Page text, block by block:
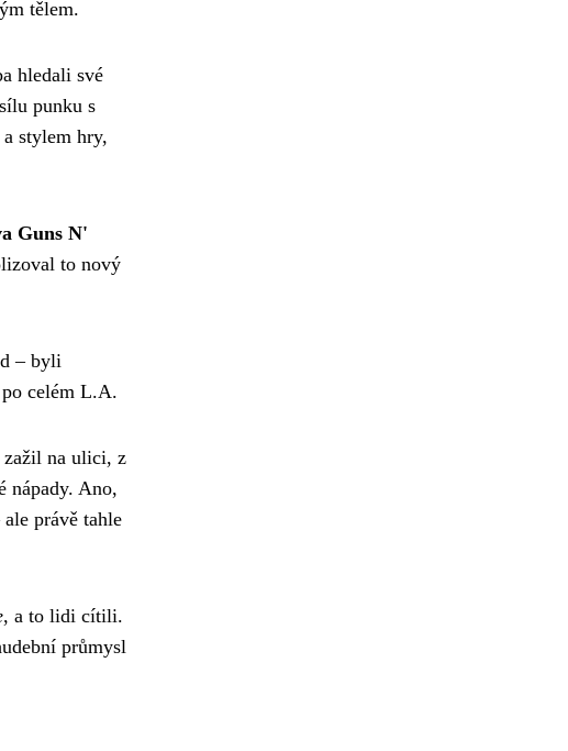
tělem.
hledali své
punku s
stylem hry,
Guns N'
to nový
– byli
celém L.A.
zažil na ulici, z
nápady. Ano,
právě tahle
, a to lidi cítili.
průmysl